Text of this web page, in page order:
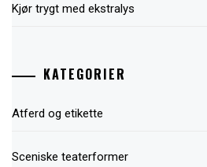
Kjør trygt med ekstralys
KATEGORIER
Atferd og etikette
Sceniske teaterformer